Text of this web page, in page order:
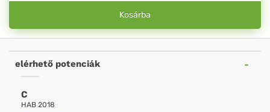
Kosárba
elérhető potenciák
C
HAB 2018